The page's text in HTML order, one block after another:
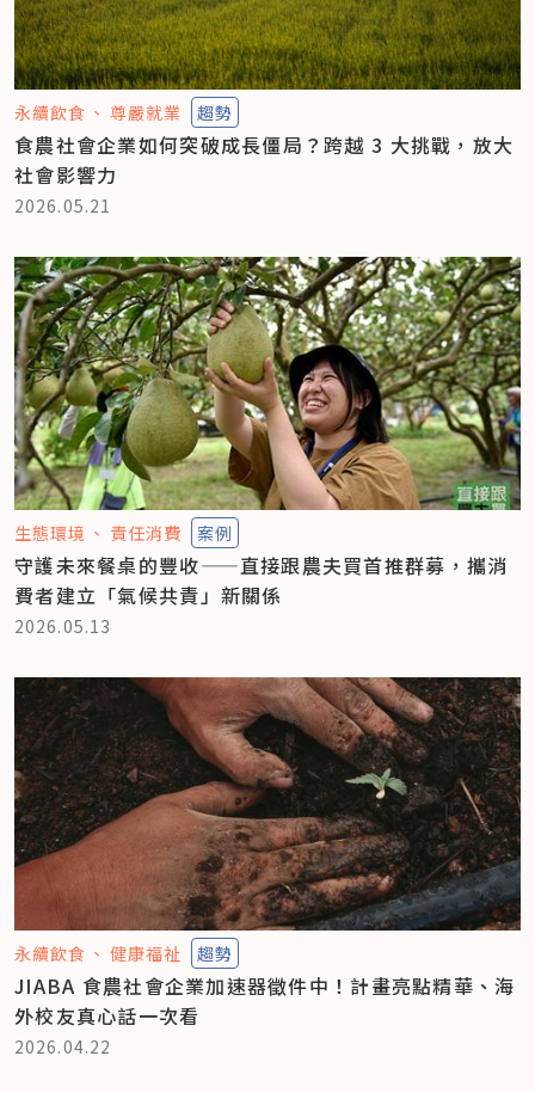
永續飲食 尊嚴就業 趨勢
食農社會企業如何突破成長僵局？跨越 3 大挑戰，放大
社會影響力
2026.05.21
生態環境 責任消費 案例
守護未來餐桌的豐收——直接跟農夫買首推群募，攜消
費者建立「氣候共責」新關係
2026.05.13
永續飲食 健康福祉 趨勢
JIABA 食農社會企業加速器徵件中！計畫亮點精華、海
外校友真心話一次看
2026.04.22